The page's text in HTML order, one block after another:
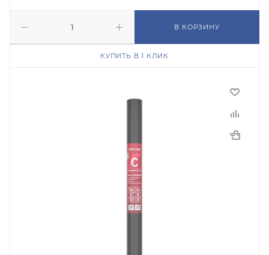
В КОРЗИНУ
КУПИТЬ В 1 КЛИК